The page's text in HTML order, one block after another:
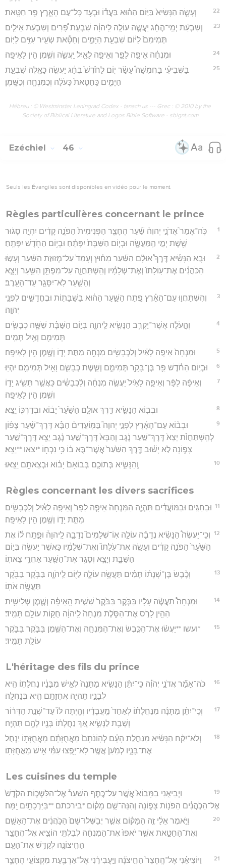
22 וְעָשָׂ֤ה הַנָּשִׂיא֙ בַּיּ֣וֹם הַה֔וּא בַּעֲד֕וֹ וּבְעַ֖ד כָּל־עַ֣ם הָאָ֑רֶץ פַּ֖ר חַטָּֽאת׃
23
וְשִׁבְעַ֨ת יְמֵֽי־הֶחָ֜ג יַעֲשֶׂ֧ה עוֹלָ֣ה לַֽיהוָ֗ה שִׁבְעַ֣ת פָּ֠רִים וְשִׁבְעַ֨ת אֵילִ֤ים
תְּמִימִם֙ לַיּ֔וֹם שִׁבְעַ֖ת הַיָּמִ֑ים וְחַטָּ֕את שְׂעִ֥יר עִזִּ֖ים לַיּֽוֹם׃
24 וּמִנְחָ֗ה אֵיפָ֥ה לַפָּ֛ר וְאֵיפָ֥ה לָאַ֖יִל יַֽעֲשֶׂ֑ה וְשֶׁ֖מֶן הִ֥ין לָאֵיפָֽה׃
25
בַּשְּׁבִיעִ֡י בַּחֲמִשָּׁה֩ עָשָׂ֨ר י֤וֹם לַחֹ֙דֶשׁ֙ בֶּחָ֔ג יַעֲשֶׂ֥ה כָאֵ֖לֶּה שִׁבְעַ֣ת
הַיָּמִ֑ים כַּֽחַטָּאת֙ כָּעֹלָ֔ה וְכַמִּנְחָ֖ה וְכַשָּֽׁמֶן׃
Hébreu : © Westminster Leningrad Codex - tanach.us --- Grec : © 2010 by the
Society of Biblical Literature and Logos Bible Software - sblgnt.com
Ezéchiel 46
Seuls les Évangiles sont disponibles en vidéo pour le moment.
Règles particulières concernant le prince
1
כֹּֽה־אָמַר֮ אֲדֹנָ֣י יְהוִה֒ שַׁ֜עַר הֶחָצֵ֤ר הַפְּנִימִית֙ הַפֹּנֶ֣ה קָדִ֔ים יִהְיֶ֣ה סָג֔וּר
שֵׁ֖שֶׁת יְמֵ֣י הַֽמַּעֲשֶׂ֑ה וּבְי֤וֹם הַשַּׁבָּת֙ יִפָּתֵ֔חַ וּבְי֥וֹם הַחֹ֖דֶשׁ יִפָּתֵֽחַ׃
2
וּבָ֣א הַנָּשִׂ֡יא דֶּרֶךְ֩ אוּלָ֨ם הַשַּׁ֜עַר מִח֗וּץ וְעָמַד֙ עַל־מְזוּזַ֣ת הַשַּׁ֔עַר וְעָשׂ֣וּ
הַכֹּהֲנִ֗ים אֶת־עֽוֹלָתוֹ֙ וְאֶת־שְׁלָמָ֔יו וְהִֽשְׁתַּחֲוָ֛ה עַל־מִפְתַּ֥ן הַשַּׁ֖עַר וְיָצָ֑א
וְהַשַּׁ֥עַר לֹֽא־יִסָּגֵ֖ר עַד־הָעָֽרֶב׃
3
וְהִשְׁתַּחֲו֣וּ עַם־הָאָ֗רֶץ פֶּ֚תַח הַשַּׁ֣עַר הַה֔וּא בַּשַּׁבָּת֖וֹת וּבֶחֳדָשִׁ֑ים לִפְנֵ֖י
יְהוָֽה׃
4
וְהָ֣עֹלָ֔ה אֲשֶׁר־יַקְרִ֥ב הַנָּשִׂ֖יא לַֽיהוָ֑ה בְּי֣וֹם הַשַּׁבָּ֗ת שִׁשָּׁ֧ה כְבָשִׂ֛ים
תְּמִימִ֖ם וְאַ֥יִל תָּמִֽים׃
5 וּמִנְחָה֙ אֵיפָ֣ה לָאַ֔יִל וְלַכְּבָשִׂ֥ים מִנְחָ֖ה מַתַּ֣ת יָד֑וֹ וְשֶׁ֖מֶן הִ֥ין לָאֵיפָֽה׃
6 וּבְי֣וֹם הַחֹ֔דֶשׁ פַּ֥ר בֶּן־בָּקָ֖ר תְּמִימִ֑ם וְשֵׁ֧שֶׁת כְּבָשִׂ֛ם וָאַ֖יִל תְּמִימִ֥ם יִהְיֽוּ׃
7
וְאֵיפָ֨ה לַפָּ֜ר וְאֵיפָ֤ה לָאַ֙יִל֙ יַעֲשֶׂ֣ה מִנְחָ֔ה וְלַ֨כְּבָשִׂ֔ים כַּאֲשֶׁ֥ר תַּשִּׂ֖יג יָד֑וֹ
וְשֶׁ֖מֶן הִ֥ין לָאֵיפָֽה׃
8 וּבְב֖וֹא הַנָּשִׂ֑יא דֶּ֣רֶךְ אוּלָ֤ם הַשַּׁ֙עַר֙ יָב֔וֹא וּבְדַרְכּ֖וֹ יֵצֵֽא׃
9
וּבְב֨וֹא עַם־הָאָ֜רֶץ לִפְנֵ֣י יְהוָה֮ בַּמּֽוֹעֲדִים֒ הַבָּ֡א דֶּרֶךְ־שַׁ֨עַר צָפ֜וֹן
לְהִֽשְׁתַּחֲוֺ֗ת יֵצֵא֙ דֶּרֶךְ־שַׁ֣עַר נֶ֔גֶב וְהַבָּא֙ דֶּרֶךְ־שַׁ֣עַר נֶ֔גֶב יֵצֵ֖א דֶּרֶךְ־שַׁ֣עַר
צָפ֑וֹנָה לֹ֣א יָשׁ֗וּב דֶּ֤רֶךְ הַשַּׁ֙עַר֙ אֲשֶׁר־בָּ֣א ב֔וֹ כִּ֥י נִכְח֖וֹ *יצאו **יֵצֵֽא׃
10 וְֽהַנָּשִׂ֑יא בְּתוֹכָ֤ם בְּבוֹאָם֙ יָב֔וֹא וּבְצֵאתָ֖ם יֵצֵֽאוּ׃
Règles concernant les divers sacrifices
11 וּבַחַגִּ֣ים וּבַמּוֹעֲדִ֗ים תִּהְיֶ֤ה הַמִּנְחָה֙ אֵיפָ֤ה לַפָּר֙ וְאֵיפָ֣ה לָאַ֔יִל וְלַכְּבָשִׂ֖ים
מַתַּ֣ת יָד֑וֹ וְשֶׁ֖מֶן הִ֥ין לָאֵיפָֽה׃
12
וְכִֽי־יַעֲשֶׂה֩ הַנָּשִׂ֨יא נְדָבָ֜ה עוֹלָ֣ה אֽוֹ־שְׁלָמִים֮ נְדָבָ֣ה לַֽיהוָה֒ וּפָ֣תַֽח ל֗וֹ אֶת
הַשַּׁ֙עַר֙ הַפֹּנֶ֣ה קָדִ֔ים וְעָשָׂ֤ה אֶת־עֹֽלָתוֹ֙ וְאֶת־שְׁלָמָ֔יו כַּאֲשֶׁ֥ר יַעֲשֶׂ֖ה בְּי֣וֹם
הַשַּׁבָּ֑ת וְיָצָ֛א וְסָגַ֥ר אֶת־הַשַּׁ֖עַר אַחֲרֵ֥י צֵאתֽוֹ׃
13
וְכֶ֨בֶשׂ בֶּן־שְׁנָת֜וֹ תָּמִ֗ים תַּעֲשֶׂ֥ה עוֹלָ֛ה לַיּ֖וֹם לַֽיהֹוָ֑ה בַּבֹּ֥קֶר בַּבֹּ֖קֶר
תַּעֲשֶׂ֥ה אֹתֽוֹ׃
14
וּמִנְחָה֩ תַעֲשֶׂ֨ה עָלָ֜יו בַּבֹּ֤קֶר בַּבֹּ֙קֶר֙ שִׁשִּׁ֣ית הָֽאֵיפָ֔ה וְשֶׁ֛מֶן שְׁלִישִׁ֥ית
הַהִ֖ין לָרֹ֣ס אֶת־הַסֹּ֑לֶת מִנְחָה֙ לַֽיהוָ֔ה חֻקּ֥וֹת עוֹלָ֖ם תָּמִֽיד׃
15
*ועשו **יַעֲשׂ֨וּ אֶת־הַכֶּ֧בֶשׂ וְאֶת־הַמִּנְחָ֛ה וְאֶת־הַשֶּׁ֖מֶן בַּבֹּ֣קֶר בַּבֹּ֑קֶר
עוֹלַ֖ת תָּמִֽיד׃
L'héritage des fils du prince
16
כֹּה־אָמַ֞ר אֲדֹנָ֣י יְהֹוִ֗ה כִּֽי־יִתֵּ֨ן הַנָּשִׂ֤יא מַתָּנָה֙ לְאִ֣ישׁ מִבָּנָ֔יו נַחֲלָת֥וֹ הִ֖יא
לְבָנָ֣יו תִּֽהְיֶ֑ה אֲחֻזָּתָ֥ם הִ֖יא בְּנַחֲלָֽה׃
17
וְכִֽי־יִתֵּ֨ן מַתָּנָ֜ה מִנַּחֲלָת֗וֹ לְאַחַד֙ מֵֽעֲבָדָ֔יו וְהָ֤יְתָה לּוֹ֙ עַד־שְׁנַ֣ת הַדְּר֔וֹר
וְשָׁבַ֖ת לַנָּשִׂ֑יא אַ֚ךְ נַחֲלָת֔וֹ בָּנָ֖יו לָהֶ֥ם תִּהְיֶֽה׃
18
וְלֹא־יִקַּ֨ח הַנָּשִׂ֜יא מִנַּחֲלַ֣ת הָעָ֗ם לְהֽוֹנֹתָם֙ מֵאֲחֻזָּתָ֔ם מֵאֲחֻזָּת֖וֹ יַנְחִ֣ל
אֶת־בָּנָ֑יו לְמַ֙עַן֙ אֲשֶׁ֣ר לֹֽא־יָפֻ֣צוּ עַמִּ֔י אִ֖ישׁ מֵאֲחֻזָּתֽוֹ׃
Les cuisines du temple
19
וַיְבִיאֵ֣נִי בַמָּבוֹא֮ אֲשֶׁ֣ר עַל־כֶּ֣תֶף הַשַּׁעַר֒ אֶל־הַלִּשְׁכ֤וֹת הַקֹּ֙דֶשׁ֙
אֶל־הַכֹּ֣הֲנִ֔ים הַפֹּנ֖וֹת צָפ֑וֹנָה וְהִנֵּה־שָׁ֣ם מָק֔וֹם *בירכתם **בַּיַּרְכָתַ֖יִם יָֽמָּה׃
20
וַיֹּ֣אמֶר אֵלַ֔י זֶ֣ה הַמָּק֗וֹם אֲשֶׁ֤ר יְבַשְּׁלוּ־שָׁם֙ הַכֹּ֣הֲנִ֔ים אֶת־הָאָשָׁ֖ם
וְאֶת־הַחַטָּ֑את אֲשֶׁ֤ר יֹאפוּ֙ אֶת־הַמִּנְחָ֔ה לְבִלְתִּ֥י הוֹצִ֛יא אֶל־הֶחָצֵ֥ר
הַחִֽיצוֹנָ֖ה לְקַדֵּ֥שׁ אֶת־הָעָֽם׃
21
וַיּוֹצִיאֵ֗נִי אֶל־הֶֽחָצֵר֙ הַחִ֣יצֹנָ֔ה וַיַּ֣עֲבִירֵ֔נִי אֶל־אַרְבַּ֖עַת מִקְצוֹעֵ֣י הֶחָצֵ֑ר